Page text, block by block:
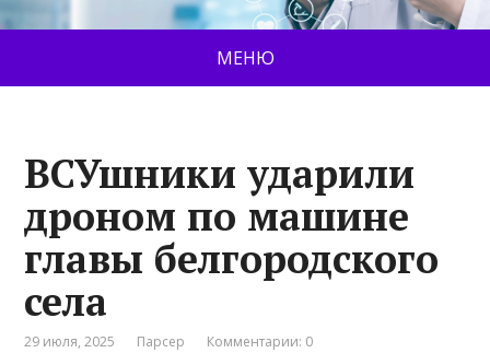
МЕНЮ
ВСУшники ударили
дроном по машине
главы белгородского
села
29 июля, 2025 Парсер Комментарии: 0